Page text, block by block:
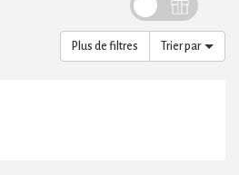
Plus de filtres